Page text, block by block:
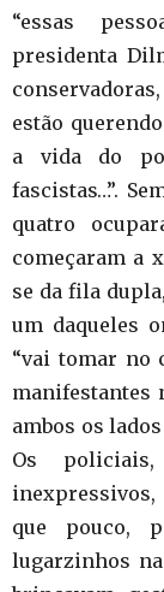
“essas
presidenta
estão
a vida do
fascistas…”.
quatro
começaram a
se da fila
um daqueles
“vai tomar no
manifestantes
ambos os
Os
que pouco,
lugarzinhos